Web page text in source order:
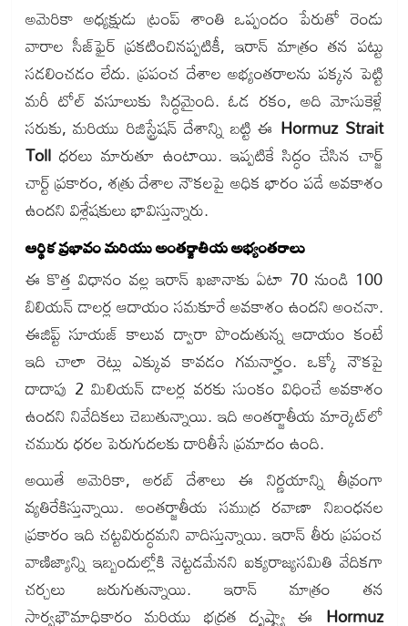
అమెరికా అధ్యక్షుడు ట్రంప్ శాంతి ఒప్పందం పేరుతో రెండు
వారాల సీజ్‌ఫైర్ ప్రకటించినప్పటికీ, ఇరాన్ మాత్రం తన పట్టు
సడలించడం లేదు. ప్రపంచ దేశాల అభ్యంతరాలను పక్కన పెట్టి
మరీ టోల్ వసూలుకు సిద్ధమైంది. ఓడ రకం, అది మోసుకెళ్లే
సరుకు, మరియు రిజిస్ట్రేషన్ దేశాన్ని బట్టి ఈ Hormuz Strait
Tollధరలు మారుతూ ఉంటాయి. ఇప్పటికే సిద్ధం చేసిన చార్జ్
చార్ట్ ప్రకారం, శత్రు దేశాల నౌకలపై అధిక భారం పడే అవకాశం
ఉందని విశ్లేషకులు భావిస్తున్నారు.
ఆర్థిక ప్రభావం మరియు అంతర్జాతీయ అభ్యంతరాలు
ఈ కొత్త విధానం వల్ల ఇరాన్ ఖజానాకు ఏటా 70 నుండి 100
బిలియన్ డాలర్ల ఆదాయం సమకూరే అవకాశం ఉందని అంచనా.
ఈజిప్ట్ సూయజ్ కాలువ ద్వారా పొందుతున్న ఆదాయం కంటే
ఇది చాలా రెట్లు ఎక్కువ కావడం గమనార్హం. ఒక్కో నౌకపై
దాదాపు 2 మిలియన్ డాలర్ల వరకు సుంకం విధించే అవకాశం
ఉందని నివేదికలు చెబుతున్నాయి. ఇది అంతర్జాతీయ మార్కెట్‌లో
చమురు ధరల పెరుగుదలకు దారితీసే ప్రమాదం ఉంది.
అయితే అమెరికా, అరబ్ దేశాలు ఈ నిర్ణయాన్ని తీవ్రంగా
వ్యతిరేకిస్తున్నాయి. అంతర్జాతీయ సముద్ర రవాణా నిబంధనల
ప్రకారం ఇది చట్టవిరుద్ధమని వాదిస్తున్నాయి. ఇరాన్ తీరు ప్రపంచ
వాణిజ్యాన్ని ఇబ్బందుల్లోకి నెట్టడమేనని ఐక్యరాజ్యసమితి వేదికగా
చర్చలు జరుగుతున్నాయి. ఇరాన్ మాత్రం తన
సార్వభౌమాధికారం మరియు భద్రత దృష్ట్యా ఈ Hormuz